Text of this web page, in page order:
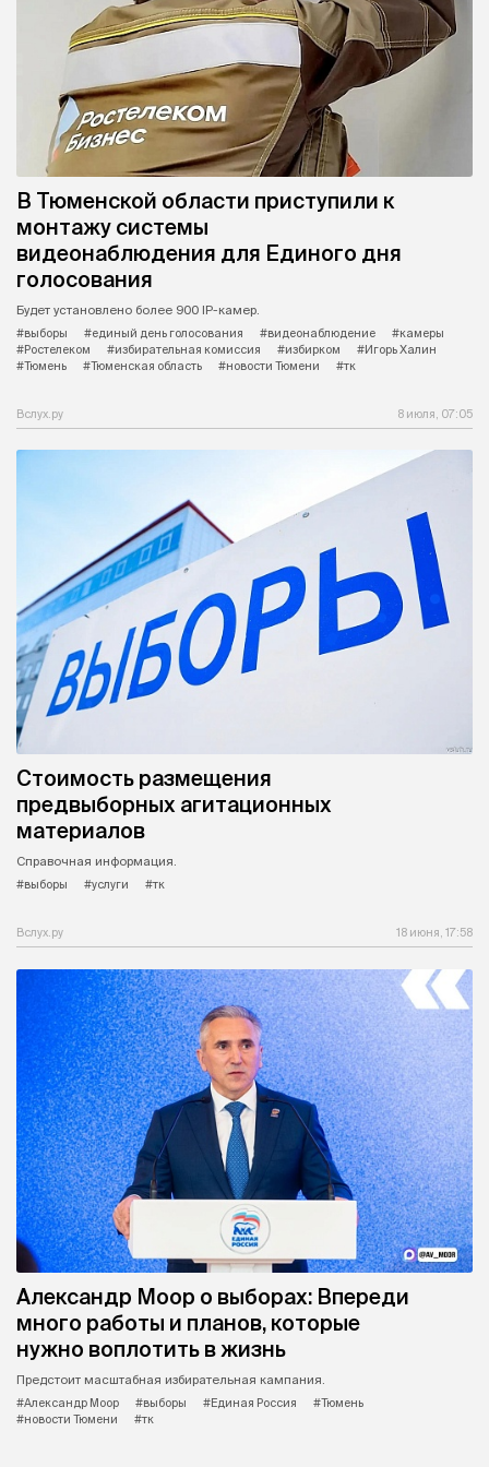
В Тюменской области приступили к
монтажу системы
видеонаблюдения для Единого дня
голосования
Будет установлено более 900 IP-камер.
#выборы
#единый день голосования #видеонаблюдение
#камеры
#Ростелеком
#избирательная комиссия #избирком
#Игорь Халин
#Тюмень
#Тюменская область #новости Тюмени #тк
Вслух.ру 8 июля, 07:05
Стоимость размещения
предвыборных агитационных
материалов
Справочная информация.
#выборы
#услуги #тк
Вслух.ру 18 июня, 17:58
Александр Моор о выборах: Впереди
много работы и планов, которые
нужно воплотить в жизнь
Предстоит масштабная избирательная кампания.
#Александр Моор
#выборы #Единая Россия
#Тюмень
#новости Тюмени
#тк